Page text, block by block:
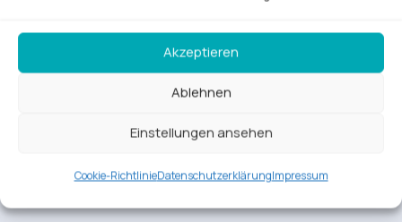
Akzeptieren
Ablehnen
Einstellungen ansehen
Cookie-RichtlinieDatenschutzerklärungImpressum